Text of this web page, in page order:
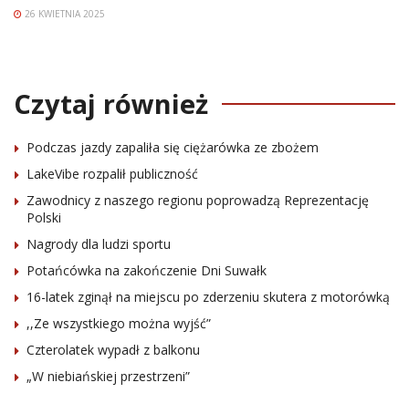
26 KWIETNIA 2025
Czytaj również
Podczas jazdy zapaliła się ciężarówka ze zbożem
LakeVibe rozpalił publiczność
Zawodnicy z naszego regionu poprowadzą Reprezentację
Polski
Nagrody dla ludzi sportu
Potańcówka na zakończenie Dni Suwałk
16-latek zginął na miejscu po zderzeniu skutera z motorówką
,,Ze wszystkiego można wyjść”
Czterolatek wypadł z balkonu
„W niebiańskiej przestrzeni”